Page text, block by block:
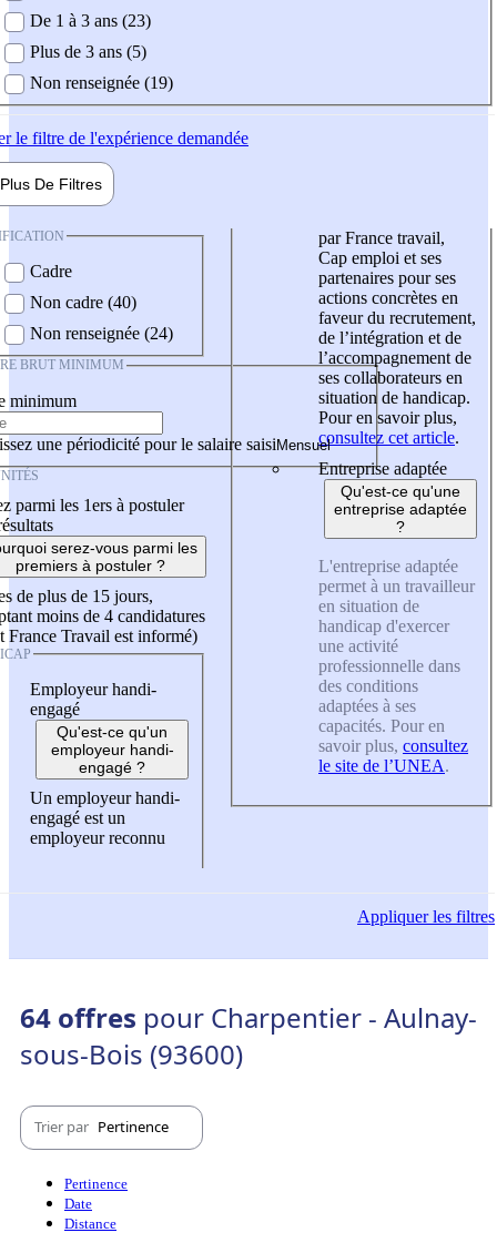
De 1 à 3 ans (23)
Plus de 3 ans (5)
Non renseignée (19)
le filtre de l'expérience demandée
Plus De Filtres
Cadre
Non cadre (40)
Non renseignée (24)
BRUT MINIMUM
minimum
une périodicité pour le salaire saisi
parmi les 1ers à postuler
serez-vous parmi les
premiers à postuler ?
de plus de 15 jours,
moins de 4 candidatures
France Travail est informé)
Employeur handi-
engagé
Qu'est-ce qu'un
employeur handi-
engagé ?
Un employeur handi-
engagé est un
employeur reconnu
par France travail,
Cap emploi et ses
partenaires pour ses
actions concrètes en
faveur du recrutement,
de l’intégration et de
l’accompagnement de
ses collaborateurs en
situation de handicap.
Pour en savoir plus,
consultez cet article.
Entreprise adaptée
Qu'est-ce qu'une
entreprise adaptée
?
L'entreprise adaptée
permet à un travailleur
en situation de
handicap d'exercer
une activité
professionnelle dans
des conditions
adaptées à ses
capacités. Pour en
savoir plus, consultez
le site de l’UNEA.
Appliquerles filtres
64 offres pour Charpentier - Aulnay-
sous-Bois (93600)
Trier par Pertinence
Pertinence
Date
Distance